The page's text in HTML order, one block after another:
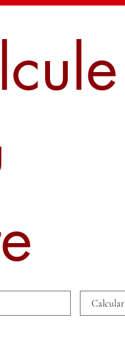
Calcular